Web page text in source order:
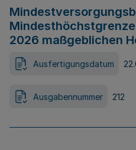
2026 maßgeblichen
Ausfertigungsdatum
Ausgabennummer 212